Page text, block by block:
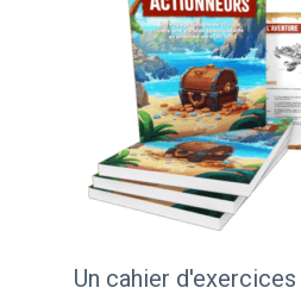
Un cahier